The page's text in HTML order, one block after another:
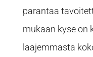
parantaa
mukaan kyse on
laajemmasta